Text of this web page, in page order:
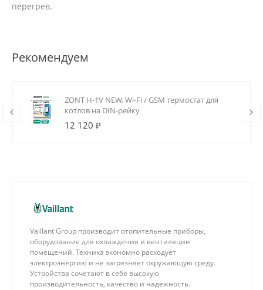
перегрев.
Рекомендуем
ZONT H-1V NEW, Wi-Fi / GSM термостат для
котлов на DIN-рейку
12 120 ₽
Vaillant Group производит отопительные приборы,
оборудование для охлаждения и вентиляции
помещений. Техника экономно расходует
электроэнергию и не загрязняет окружающую среду.
Устройства сочетают в себе высокую
производительность, качество и надежность.